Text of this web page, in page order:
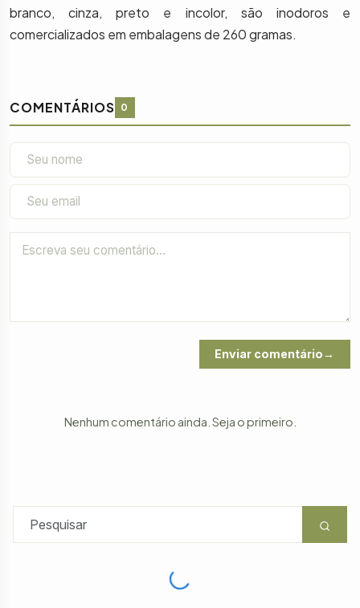
branco, cinza, preto e incolor, são inodoros e
comercializados em embalagens de 260 gramas.
COMENTÁRIOS 0
Enviar comentário
Nenhum comentário ainda. Seja o primeiro.